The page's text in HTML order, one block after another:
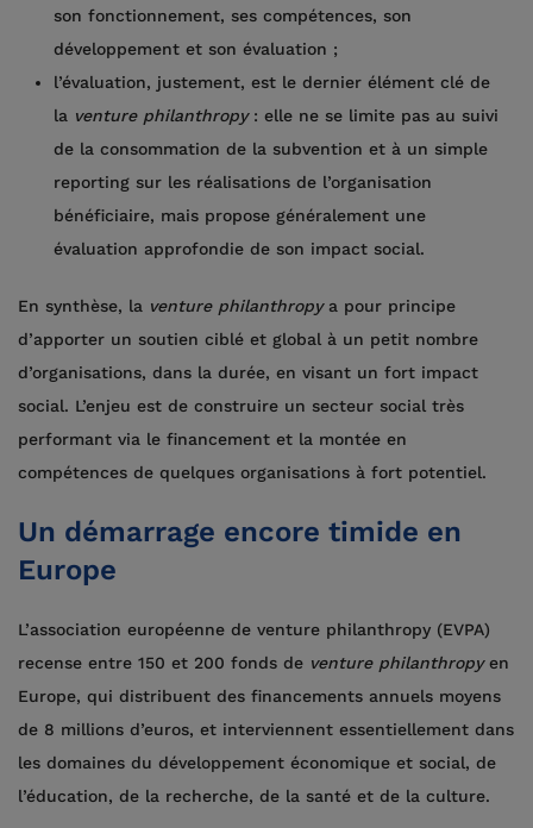
son fonctionnement, ses compétences, son
développement et son évaluation ;
l’évaluation, justement, est le dernier élément clé de
la venture philanthropy: elle ne se limite pas au suivi
de la consommation de la subvention et à un simple
reporting sur les réalisations de l’organisation
bénéficiaire, mais propose généralement une
évaluation approfondie de son impact social.
En synthèse, la venture philanthropya pour principe
d’apporter un soutien ciblé et global à un petit nombre
d’organisations, dans la durée, en visant un fort impact
social. L’enjeu est de construire un secteur social très
performant via le financement et la montée en
compétences de quelques organisations à fort potentiel.
Un démarrage encore timide en
Europe
L’association européenne de venture philanthropy (EVPA)
recense entre 150 et 200 fonds de venture philanthropyen
Europe, qui distribuent des financements annuels moyens
de 8 millions d’euros, et interviennent essentiellement dans
les domaines du développement économique et social, de
l’éducation, de la recherche, de la santé et de la culture.